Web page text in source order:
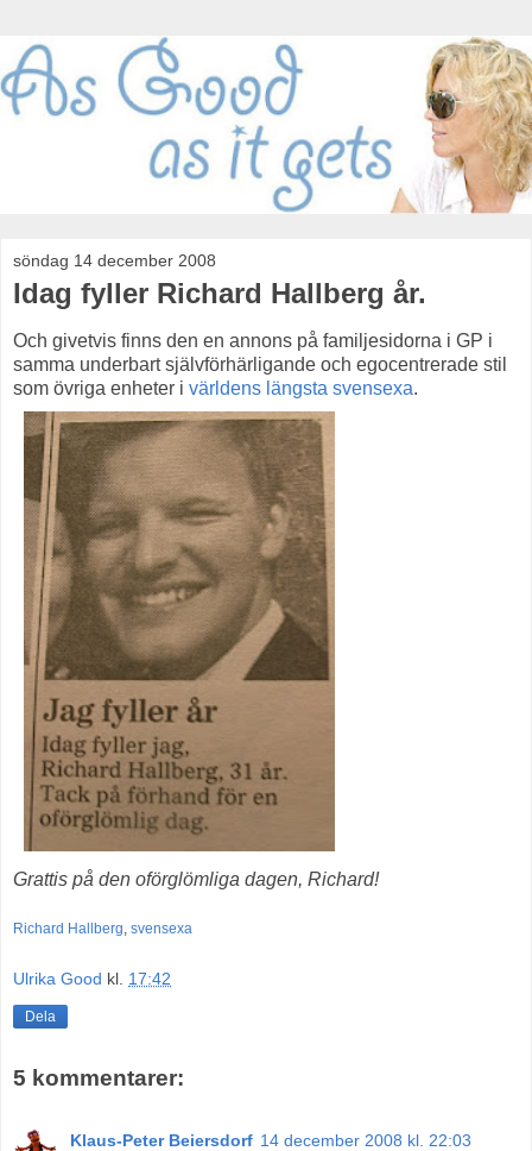
söndag 14 december 2008
Idag fyller Richard Hallberg år.
Och givetvis finns den en annons på familjesidorna i GP i
samma underbart självförhärligande och egocentrerade stil
som övriga enheter i världens längsta svensexa.
Grattis på den oförglömliga dagen, Richard!
Richard Hallberg, svensexa
Ulrika Good kl. 17:42
Dela
5 kommentarer:
Klaus-Peter Beiersdorf 14 december 2008 kl. 22:03